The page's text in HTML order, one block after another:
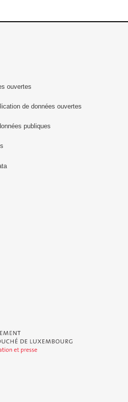
ouvertes
de données ouvertes
publiques
Duché de Luxembourg - Service